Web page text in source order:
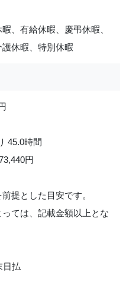
、有給休暇、慶弔休暇、
休暇、特別休暇
45.0時間
円
提とした目安です。
ては、記載金額以上とな
日払